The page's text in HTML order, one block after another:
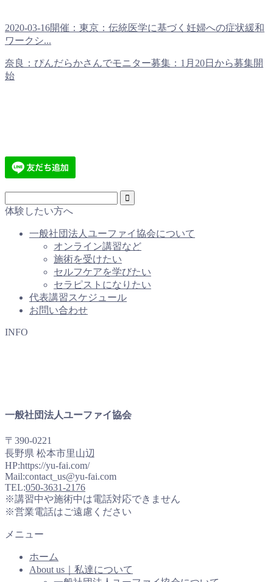
2020-03-16開催：東京：伝統医学に基づく妊婦への症状緩和
ワークシ...
奈良：ぴんだらかさんでモニター募集：1月20日から募集開
始
体験したい方へ
一般社団法人ユーファイ協会について
オンライン講習など
施術を受けたい
セルフケアを学びたい
セラピストになりたい
代表講習スケジュール
お問い合わせ
INFO
一般社団法人ユーファイ協会
〒390-0221
長野県 松本市里山辺
HP:https://yu-fai.com/
Mail:contact_us@yu-fai.com
TEL:050-3631-2176
※講習中や施術中は電話対応できません
※営業電話はご遠慮ください
メニュー
ホーム
About us｜私達について